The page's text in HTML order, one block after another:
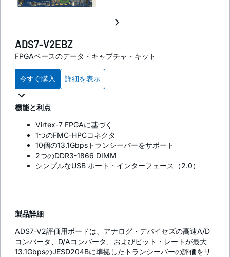
ADS7-V2EBZ
FPGAベースのデータ・キャプチャ・キット
今すぐ購入 詳細を表示
機能と利点
Virtex-7 FPGAに基づく
1つのFMC-HPCコネクタ
10個の13.1Gbpsトランシーバーをサポート
2つのDDR3-1866 DIMM
シンプルなUSB ポート・インターフェース（2.0）
製品詳細
ADS7-V2評価用ボードは、アナログ・デバイセズの高速A/D
コンバータ、D/Aコンバータ、およびビット・レートが最大
13.1GbpsのJESD204Bに準拠したトランシーバーの評価をサ